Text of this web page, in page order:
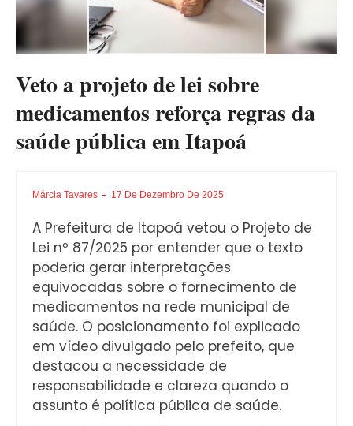
Veto a projeto de lei sobre
medicamentos reforça regras da
saúde pública em Itapoá
Márcia Tavares 17 De Dezembro De 2025
A Prefeitura de Itapoá vetou o Projeto de
Lei nº 87/2025 por entender que o texto
poderia gerar interpretações
equivocadas sobre o fornecimento de
medicamentos na rede municipal de
saúde. O posicionamento foi explicado
em vídeo divulgado pelo prefeito, que
destacou a necessidade de
responsabilidade e clareza quando o
assunto é política pública de saúde.